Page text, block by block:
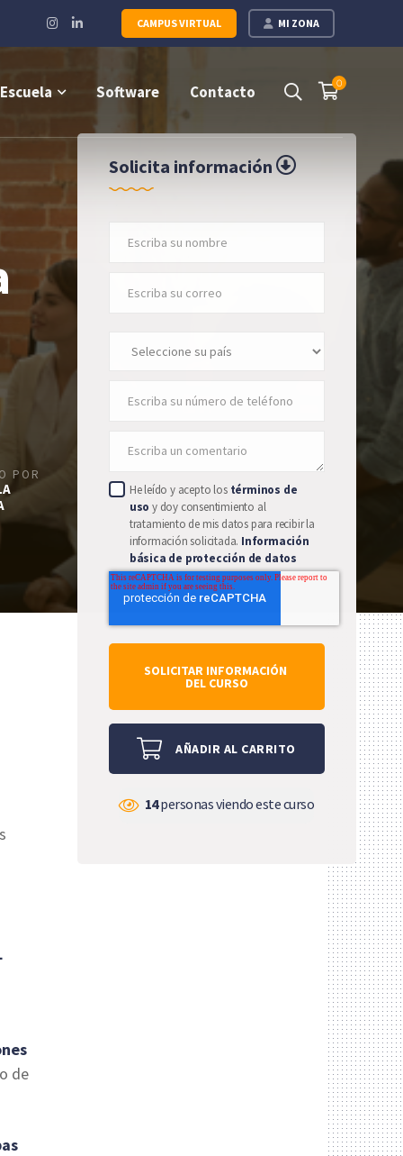
MI ZONA
CAMPUS VIRTUAL
Instagram
Profile
LinkedIn
Profile
0
Escuela Software Contacto
POR
Solicita información
He leído y acepto los términos de
uso y doy consentimiento al
tratamiento de mis datos para recibir la
información solicitada. Información
básica de protección de datos
AÑADIR AL CARRITO
14personas viendo este curso
de